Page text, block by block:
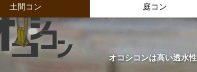
土間コン 庭コン
オコシコンは高い透水